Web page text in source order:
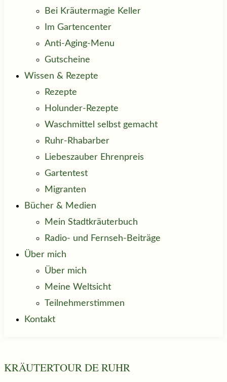
Bei Kräutermagie Keller
Im Gartencenter
Anti-Aging-Menu
Gutscheine
Wissen & Rezepte
Rezepte
Holunder-Rezepte
Waschmittel selbst gemacht
Ruhr-Rhabarber
Liebeszauber Ehrenpreis
Gartentest
Migranten
Bücher & Medien
Mein Stadtkräuterbuch
Radio- und Fernseh-Beiträge
Über mich
Über mich
Meine Weltsicht
Teilnehmerstimmen
Kontakt
KRÄUTERTOUR DE RUHR